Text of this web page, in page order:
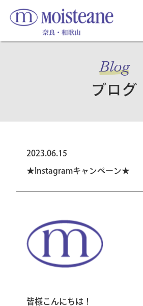
Blog
ブログ
2023.06.15
★Instagramキャンペーン★
皆様こんにちは！